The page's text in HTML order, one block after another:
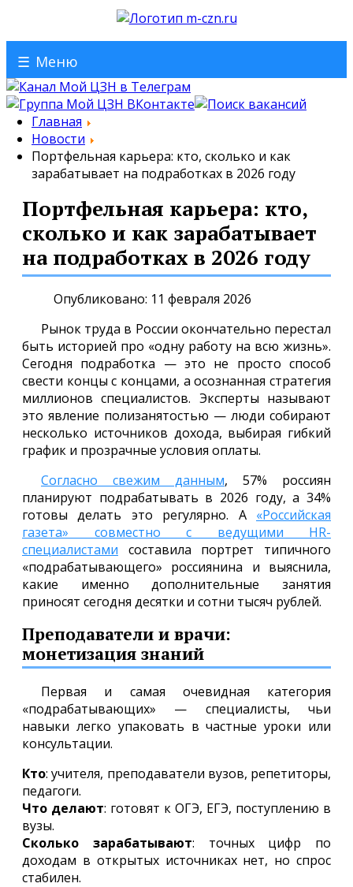
☰ Меню
Главная
Новости
Портфельная карьера: кто, сколько и как
зарабатывает на подработках в 2026 году
Портфельная карьера: кто,
сколько и как зарабатывает
на подработках в 2026 году
Опубликовано: 11 февраля 2026
Рынок труда в России окончательно перестал
быть историей про «одну работу на всю жизнь».
Сегодня подработка — это не просто способ
свести концы с концами, а осознанная стратегия
миллионов специалистов. Эксперты называют
это явление полизанятостью — люди собирают
несколько источников дохода, выбирая гибкий
график и прозрачные условия оплаты.
Согласно свежим данным, 57% россиян
планируют подрабатывать в 2026 году, а 34%
готовы делать это регулярно. А «Российская
газета» совместно с ведущими HR-
специалистами составила портрет типичного
«подрабатывающего» россиянина и выяснила,
какие именно дополнительные занятия
приносят сегодня десятки и сотни тысяч рублей.
Преподаватели и врачи:
монетизация знаний
Первая и самая очевидная категория
«подрабатывающих» — специалисты, чьи
навыки легко упаковать в частные уроки или
консультации.
Кто: учителя, преподаватели вузов, репетиторы,
педагоги.
Что делают: готовят к ОГЭ, ЕГЭ, поступлению в
вузы.
Сколько зарабатывают: точных цифр по
доходам в открытых источниках нет, но спрос
стабилен.